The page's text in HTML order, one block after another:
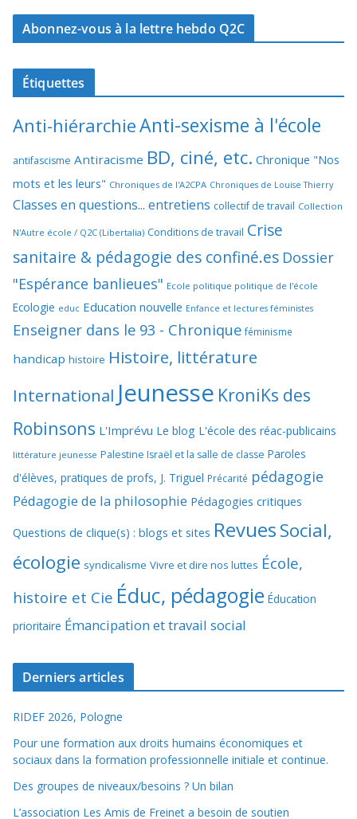
Abonnez-vous à la lettre hebdo Q2C
Étiquettes
Anti-hiérarchieAnti-sexisme à l'école
antifascisme Antiracisme BD, ciné, etc. Chronique "Nos
mots et les leurs" Chroniques de l'A2CPA Chroniques de Louise Thierry
Classes en questions... entretiens collectif de travail Collection
N'Autre école / Q2C (Libertalia) Conditions de travail Crise
sanitaire & pédagogie des confiné.es Dossier
"Espérance banlieues" Ecole politique politique de l'école
Ecologie educ Education nouvelle Enfance et lectures féministes
Enseigner dans le 93 - Chronique féminisme
handicap histoire Histoire, littérature
International Jeunesse KroniKs des
Robinsons L'Imprévu Le blog L'école des réac-publicains
littérature jeunesse Palestine Israël et la salle de classe Paroles
d'élèves, pratiques de profs, J. Triguel Précarité pédagogie
Pédagogie de la philosophie Pédagogies critiques
Questions de clique(s) : blogs et sites RevuesSocial,
écologie syndicalisme Vivre et dire nos luttes École,
histoire et Cie Éduc, pédagogie Éducation
prioritaire Émancipation et travail social
Derniers articles
RIDEF 2026, Pologne
Pour une formation aux droits humains économiques et
sociaux dans la formation professionnelle initiale et continue.
Des groupes de niveaux/besoins ? Un bilan
L’association Les Amis de Freinet a besoin de soutien